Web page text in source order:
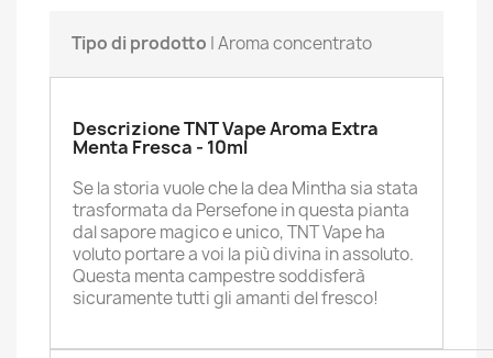
Tipo di prodotto | Aroma concentrato
Descrizione TNT Vape Aroma Extra
Menta Fresca - 10ml
Se la storia vuole che la dea Mintha sia stata
trasformata da Persefone in questa pianta
dal sapore magico e unico, TNT Vape ha
voluto portare a voi la più divina in assoluto.
Questa menta campestre soddisferà
sicuramente tutti gli amanti del fresco!